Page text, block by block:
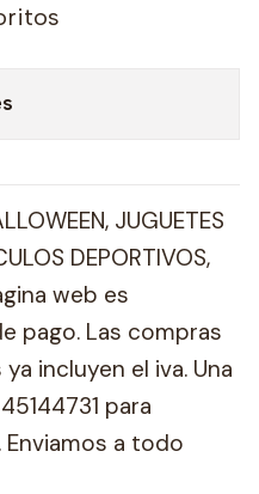
JUGUETES
DEPORTIVOS,
web es
pago. Las compras
incluyen el iva. Una
para
a todo